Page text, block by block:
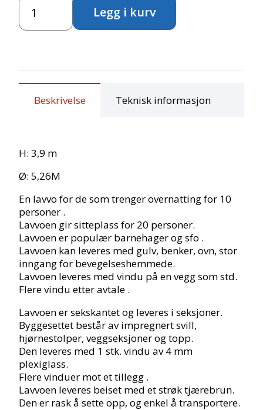
5,26m
Legg i kurv
Beskrivelse Teknisk informasjon
H: 3,9 m
Ø: 5,26M
En lavvo for de som trenger overnatting for 10
personer .
Lavvoen gir sitteplass for 20 personer.
Lavvoen er populær barnehager og sfo .
Lavvoen kan leveres med gulv, benker, ovn, stor
inngang for bevegelseshemmede.
Lavvoen leveres med vindu på en vegg som std.
Flere vindu etter avtale .
Lavvoen er sekskantet og leveres i seksjoner.
Byggesettet består av impregnert svill,
hjørnestolper, veggseksjoner og topp.
Den leveres med 1 stk. vindu av 4 mm
plexiglass.
Flere vinduer mot et tillegg .
Lavvoen leveres beiset med et strøk tjærebrun.
Den er rask å sette opp, og enkel å transportere.